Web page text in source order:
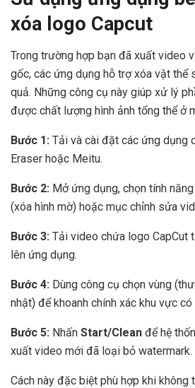
xóa logo Capcut
Trong trường hợp bạn đã xuất video
gốc, các ứng dụng hỗ trợ xóa vật thể
quả. Những công cụ này giúp xử lý
được chất lượng hình ảnh tổng thể ở
Bước 1: Tải và cài đặt các ứng dụng
Eraser hoặc Meitu.
Bước 2: Mở ứng dụng, chọn tính năng
(xóa hình mờ) hoặc mục chỉnh sửa
Bước 3: Tải video chứa logo CapCut
lên ứng dụng.
Bước 4: Dùng công cụ chọn vùng
nhật) để khoanh chính xác khu vực có
Bước 5: Nhấn Start/Clean để hệ
xuất video mới đã loại bỏ watermark.
Cách này đặc biệt phù hợp khi không